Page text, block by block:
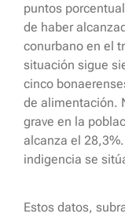
puntos
de haber
conurbano en el
situación sigue
cinco
de alimentación.
grave en la
alcanza el
indigencia se
Estos datos,